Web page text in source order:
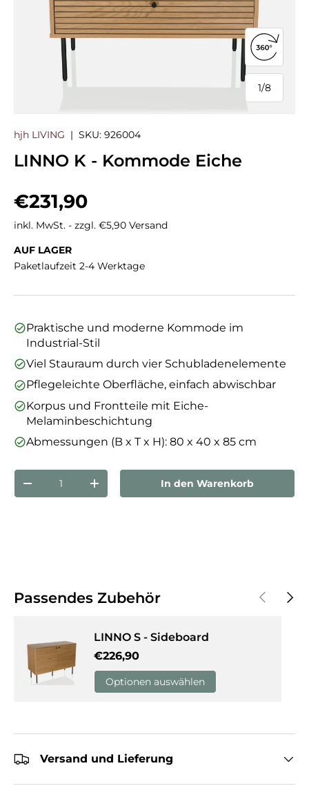
1/
von
8
360°-
hjh LIVING | SKU: 926004
LINNO K - Kommode Eiche
Normaler Preis
€231,90
inkl. MwSt. - zzgl. €5,90 Versand
AUF LAGER
Paketlaufzeit 2-4 Werktage
Praktische und moderne Kommode im
Industrial-Stil
Viel Stauraum durch vier Schubladenelemente
Pflegeleichte Oberfläche, einfach abwischbar
Korpus und Frontteile mit Eiche-
Melaminbeschichtung
Abmessungen (B x T x H): 80 x 40 x 85 cm
Anzahl
Menge verringernMenge erhöhenIn den Warenkorb
Passendes Zubehör Vorherige
LINNO S - Sideboard
Normaler Preis
€226,90
Optionen auswählen
Versand und Lieferung